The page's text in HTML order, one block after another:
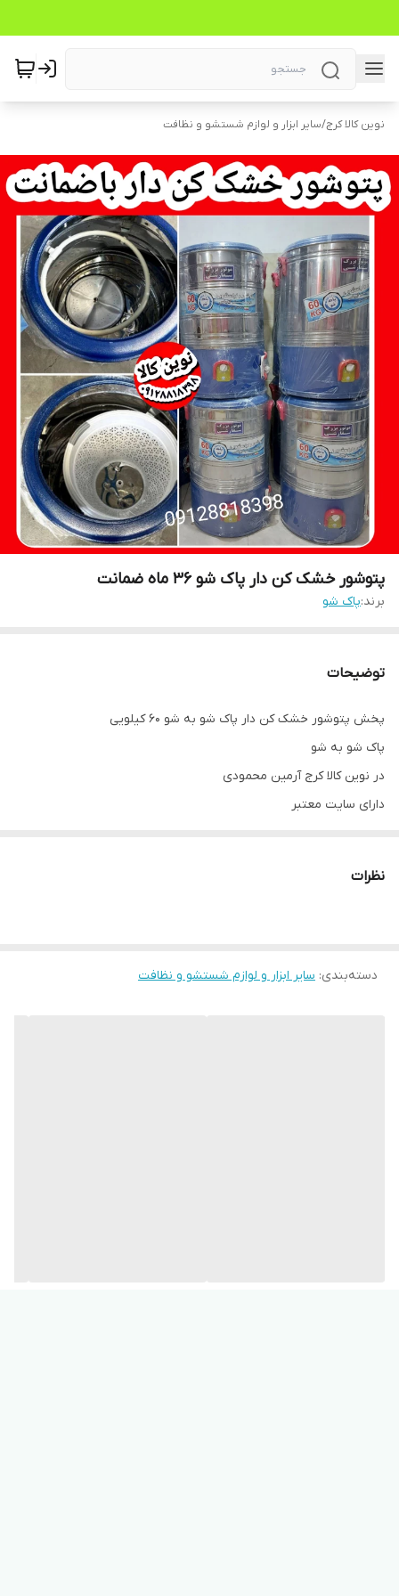
نوین کالا کرج/سایر ابزار و لوازم شستشو و نظافت
پتوشور خشک کن دار پاک شو ۳۶ ماه ضمانت
برند:پاک شو
توضیحات
پخش پتوشور خشک کن دار پاک شو به شو ۶۰ کیلویی
پاک شو به شو
در نوین کالا کرج آرمین محمودی
دارای سایت معتبر
نظرات
دسته‌بندی: سایر ابزار و لوازم شستشو و نظافت